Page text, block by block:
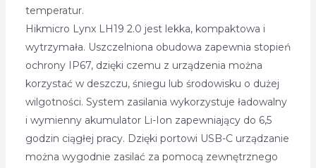
temperatur.
Hikmicro Lynx LH19 2.0 jest lekka, kompaktowa i
wytrzymała. Uszczelniona obudowa zapewnia stopień
ochrony IP67, dzięki czemu z urządzenia można
korzystać w deszczu, śniegu lub środowisku o dużej
wilgotności. System zasilania wykorzystuje ładowalny
i wymienny akumulator Li-Ion zapewniający do 6,5
godzin ciągłej pracy. Dzięki portowi USB-C urządzanie
można wygodnie zasilać za pomocą zewnętrznego